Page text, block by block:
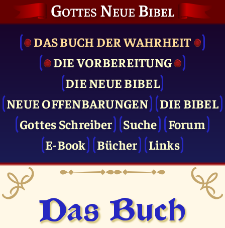
Gottes Neue Bibel
DAS BUCH DER WAHRHEIT
DIE VOR­BEREITUNG
DIE NEUE BIBEL
NEUE OFFENBARUNGEN
DIE BIBEL
Gottes Schreiber
Suche
Forum
E-Book
Bücher Links
Das Buch